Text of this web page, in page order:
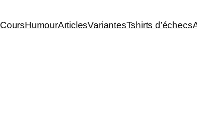
CoursHumourArticlesVariantesTshirts d’échecs